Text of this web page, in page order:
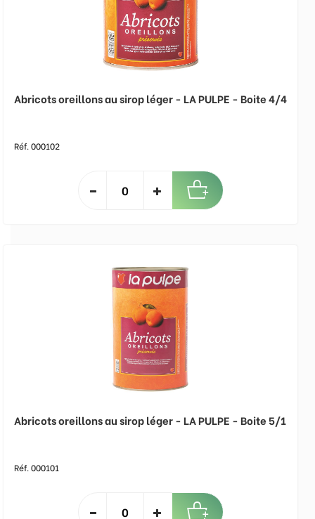
Abricots oreillons au sirop léger - LA PULPE - Boite 4/4
Réf. 000102
Abricots oreillons au sirop léger - LA PULPE - Boite 5/1
Réf. 000101